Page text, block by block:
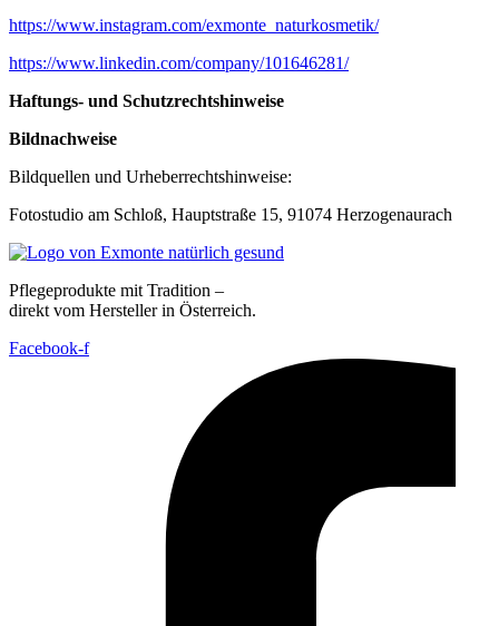
https://www.instagram.com/exmonte_naturk­osmetik/
https://www.linkedin.com/company/1016462­81/
Haftungs- und Schutzrechtshinweise
Bildnachweise
Bildquellen und Urheberrechtshinweise:
Fotostudio am Schloß, Hauptstraße 15, 91074 Herzogenaurach
Pflegeprodukte mit Tradition –
direkt vom Hersteller in Österreich.
Facebook-f